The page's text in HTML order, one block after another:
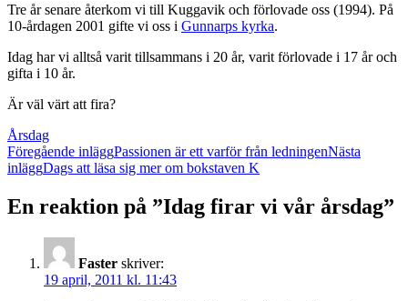
Tre år senare återkom vi till Kuggavik och förlovade oss (1994). På
10-årdagen 2001 gifte vi oss i Gunnarps kyrka.
Idag har vi alltså varit tillsammans i 20 år, varit förlovade i 17 år och
gifta i 10 år.
Är väl värt att fira?
Årsdag
Inläggsnavigering
Föregående inläggPassionen är ett varför från ledningenNästa
inläggDags att läsa sig mer om bokstaven K
En reaktion på ”Idag firar vi vår årsdag”
Faster skriver:
19 april, 2011 kl. 11:43